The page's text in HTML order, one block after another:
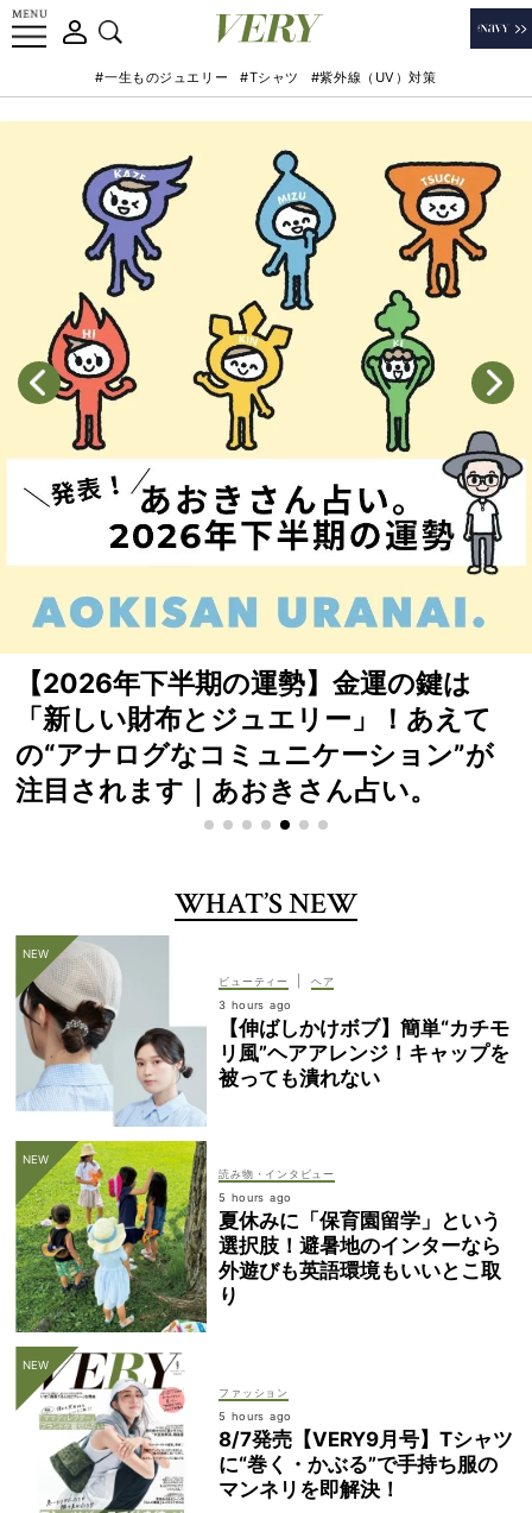
#一生ものジュエリー #Tシャツ #紫外線（UV）対策
待望の受注再開！「VERY×yoriトート」
は裏表使える“縦型”が人気【徹底解説】
WHAT’S NEW
ビューティー
ヘア
3 hours ago
【伸ばしかけボブ】簡単“カチモ
リ風”ヘアアレンジ！キャップを
被っても潰れない
読み物・インタビュー
5 hours ago
夏休みに「保育園留学」という
選択肢！避暑地のインターなら
外遊びも英語環境もいいとこ取
り
ファッション
5 hours ago
8/7発売【VERY9月号】Tシャツ
に“巻く・かぶる”で手持ち服の
マンネリを即解決！